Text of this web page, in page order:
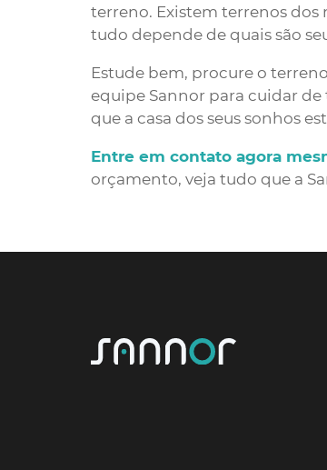
terreno. Existem terrenos dos
tudo depende de quais são
Estude bem, procure o
equipe Sannor para cuidar de
que a casa dos seus sonhos
Entre em contato agora
orçamento, veja tudo que a